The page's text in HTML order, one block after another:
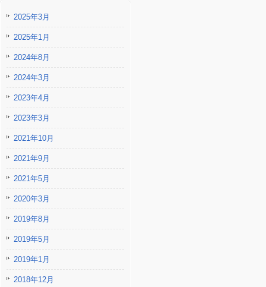
2025年3月
2025年1月
2024年8月
2024年3月
2023年4月
2023年3月
2021年10月
2021年9月
2021年5月
2020年3月
2019年8月
2019年5月
2019年1月
2018年12月